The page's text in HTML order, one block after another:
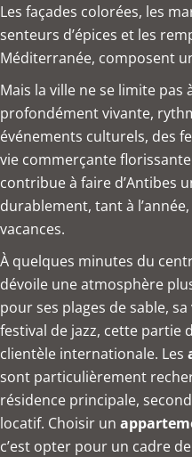
Les façades colorées, les
senteurs d’épices et les
Méditerranée, composent
Mais la ville ne se limite pas
profondément vivante,
événements culturels, des
vie commerçante
contribue à faire d’Antibes
durablement, tant à
vacances.
À quelques minutes du
dévoile une atmosphère
pour ses plages de sable,
festival de jazz, cette partie
clientèle internationale. Les
sont particulièrement
résidence principale,
locatif. Choisir un
c’est opter pour un cadre